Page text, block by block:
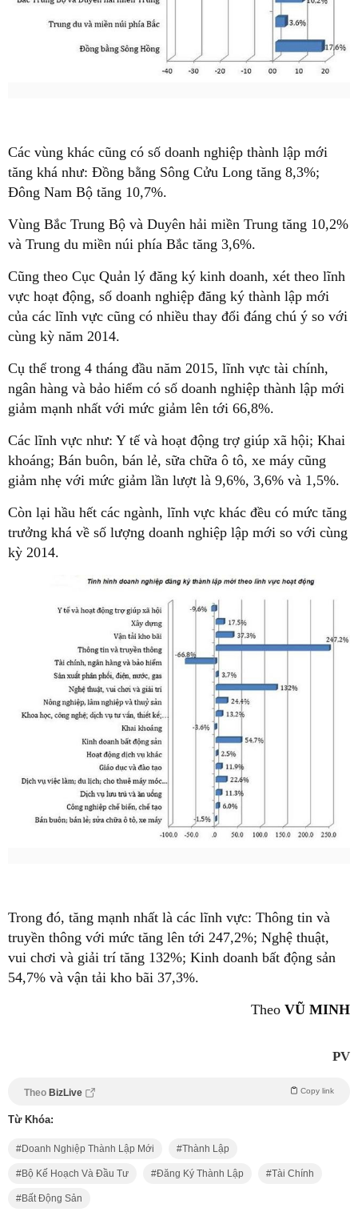
Các vùng khác cũng có số doanh nghiệp thành lập mới
tăng khá như: Đồng bằng Sông Cửu Long tăng 8,3%;
Đông Nam Bộ tăng 10,7%.
Vùng Bắc Trung Bộ và Duyên hải miền Trung tăng 10,2%
và Trung du miền núi phía Bắc tăng 3,6%.
Cũng theo Cục Quản lý đăng ký kinh doanh, xét theo lĩnh
vực hoạt động, số doanh nghiệp đăng ký thành lập mới
của các lĩnh vực cũng có nhiều thay đổi đáng chú ý so với
cùng kỳ năm 2014.
Cụ thể trong 4 tháng đầu năm 2015, lĩnh vực tài chính,
ngân hàng và bảo hiểm có số doanh nghiệp thành lập mới
giảm mạnh nhất với mức giảm lên tới 66,8%.
Các lĩnh vực như: Y tế và hoạt động trợ giúp xã hội; Khai
khoáng; Bán buôn, bán lẻ, sữa chữa ô tô, xe máy cũng
giảm nhẹ với mức giảm lần lượt là 9,6%, 3,6% và 1,5%.
Còn lại hầu hết các ngành, lĩnh vực khác đều có mức tăng
trưởng khá về số lượng doanh nghiệp lập mới so với cùng
kỳ 2014.
Trong đó, tăng mạnh nhất là các lĩnh vực: Thông tin và
truyền thông với mức tăng lên tới 247,2%; Nghệ thuật,
vui chơi và giải trí tăng 132%; Kinh doanh bất động sản
54,7% và vận tải kho bãi 37,3%.
Theo VŨ MINH
PV
Theo BizLive Copy link
Từ Khóa:
Doanh Nghiệp Thành Lập Mới Thành Lập
Bộ Kế Hoạch Và Đầu Tư Đăng Ký Thành Lập Tài Chính
Bất Động Sản